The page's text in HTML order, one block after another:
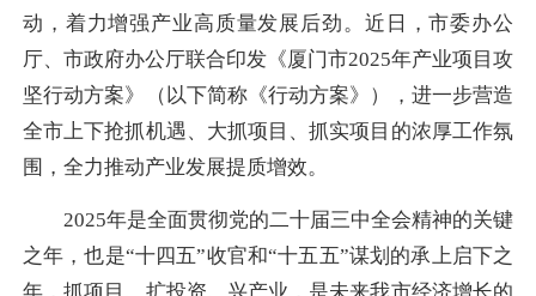
动，着力增强产业高质量发展后劲。近日，市委办公
厅、市政府办公厅联合印发《厦门市2025年产业项目攻
坚行动方案》（以下简称《行动方案》），进一步营造
全市上下抢抓机遇、大抓项目、抓实项目的浓厚工作氛
围，全力推动产业发展提质增效。
2025年是全面贯彻党的二十届三中全会精神的关键
之年，也是“十四五”收官和“十五五”谋划的承上启下之